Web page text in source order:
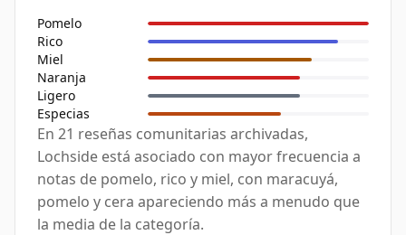
Pomelo
Rico
Miel
Naranja
Ligero
Especias
En 21 reseñas comunitarias archivadas,
Lochside está asociado con mayor frecuencia a
notas de pomelo, rico y miel, con maracuyá,
pomelo y cera apareciendo más a menudo que
la media de la categoría.